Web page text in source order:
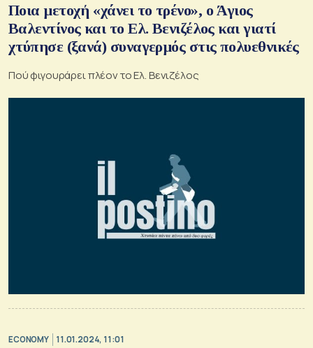
Ποια μετοχή «χάνει το τρένο», ο Άγιος
Βαλεντίνος και το Ελ. Βενιζέλος και γιατί
χτύπησε (ξανά) συναγερμός στις πολυεθνικές
Πού φιγουράρει πλέον το Ελ. Βενιζέλος
ECONOMY 11.01.2024, 11:01